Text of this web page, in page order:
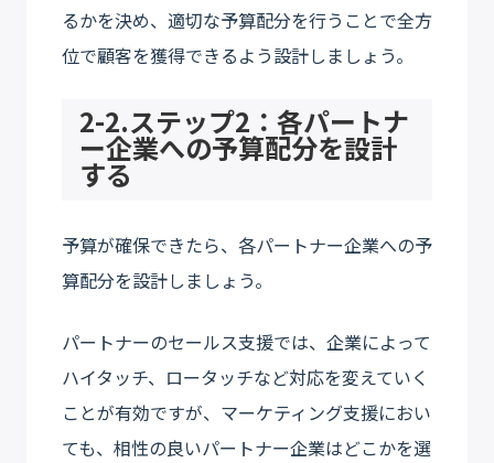
るかを決め、適切な予算配分を行うことで全方
位で顧客を獲得できるよう設計しましょう。
2-2.ステップ2：各パートナ
ー企業への予算配分を設計
する
予算が確保できたら、各パートナー企業への予
算配分を設計しましょう。
パートナーのセールス支援では、企業によって
ハイタッチ、ロータッチなど対応を変えていく
ことが有効ですが、マーケティング支援におい
ても、相性の良いパートナー企業はどこかを選